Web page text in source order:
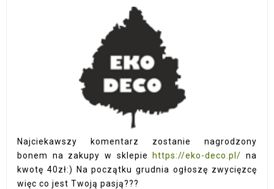
Najciekawszy komentarz zostanie nagrodzony
bonem na zakupy w sklepie
https://eko-deco.pl/ na
kwotę 40zł:) Na początku grudnia ogłoszę zwycięzcę
więc co jest Twoją pasją???